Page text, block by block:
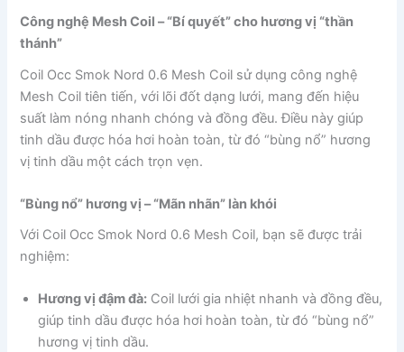
Công nghệ Mesh Coil – “Bí quyết” cho hương vị “thần
thánh”
Coil Occ Smok Nord 0.6 Mesh Coil sử dụng công nghệ
Mesh Coil tiên tiến, với lõi đốt dạng lưới, mang đến hiệu
suất làm nóng nhanh chóng và đồng đều. Điều này giúp
tinh dầu được hóa hơi hoàn toàn, từ đó “bùng nổ” hương
vị tinh dầu một cách trọn vẹn.
“Bùng nổ” hương vị – “Mãn nhãn” làn khói
Với Coil Occ Smok Nord 0.6 Mesh Coil, bạn sẽ được trải
nghiệm:
Hương vị đậm đà: Coil lưới gia nhiệt nhanh và đồng đều,
giúp tinh dầu được hóa hơi hoàn toàn, từ đó “bùng nổ”
hương vị tinh dầu.